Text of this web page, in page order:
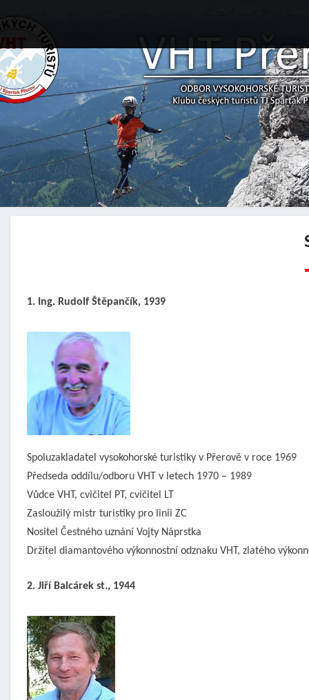
1. Ing. Rudolf Štěpančík, 1939
Spoluzakladatel vysokohorské turistiky v Přerově v roce 1969
Předseda oddílu/odboru VHT v letech 1970 – 1989
Vůdce VHT, cvičitel PT, cvičitel LT
Zasloužilý mistr turistiky pro linii ZC
Nositel Čestného uznání Vojty Náprstka
Držitel diamantového výkonnostní odznaku VHT, zlatého
2. Jiří Balcárek st., 1944